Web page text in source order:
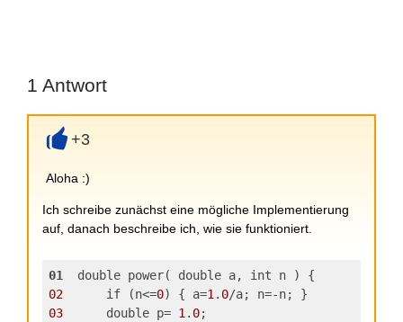
1 Antwort
+3
Aloha :)
Ich schreibe zunächst eine mögliche Implementierung
auf, danach beschreibe ich, wie sie funktioniert.
01
  double power( double a, int n ) {
02
      if (n<=
0) { a=1 . 0/a; n=-n; }
03
      double p=
1 . 0;